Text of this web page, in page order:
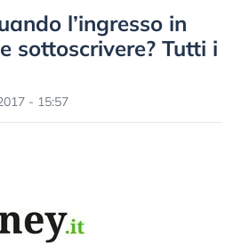
l’ingresso in
sottoscrivere? Tutti i
- 15:57